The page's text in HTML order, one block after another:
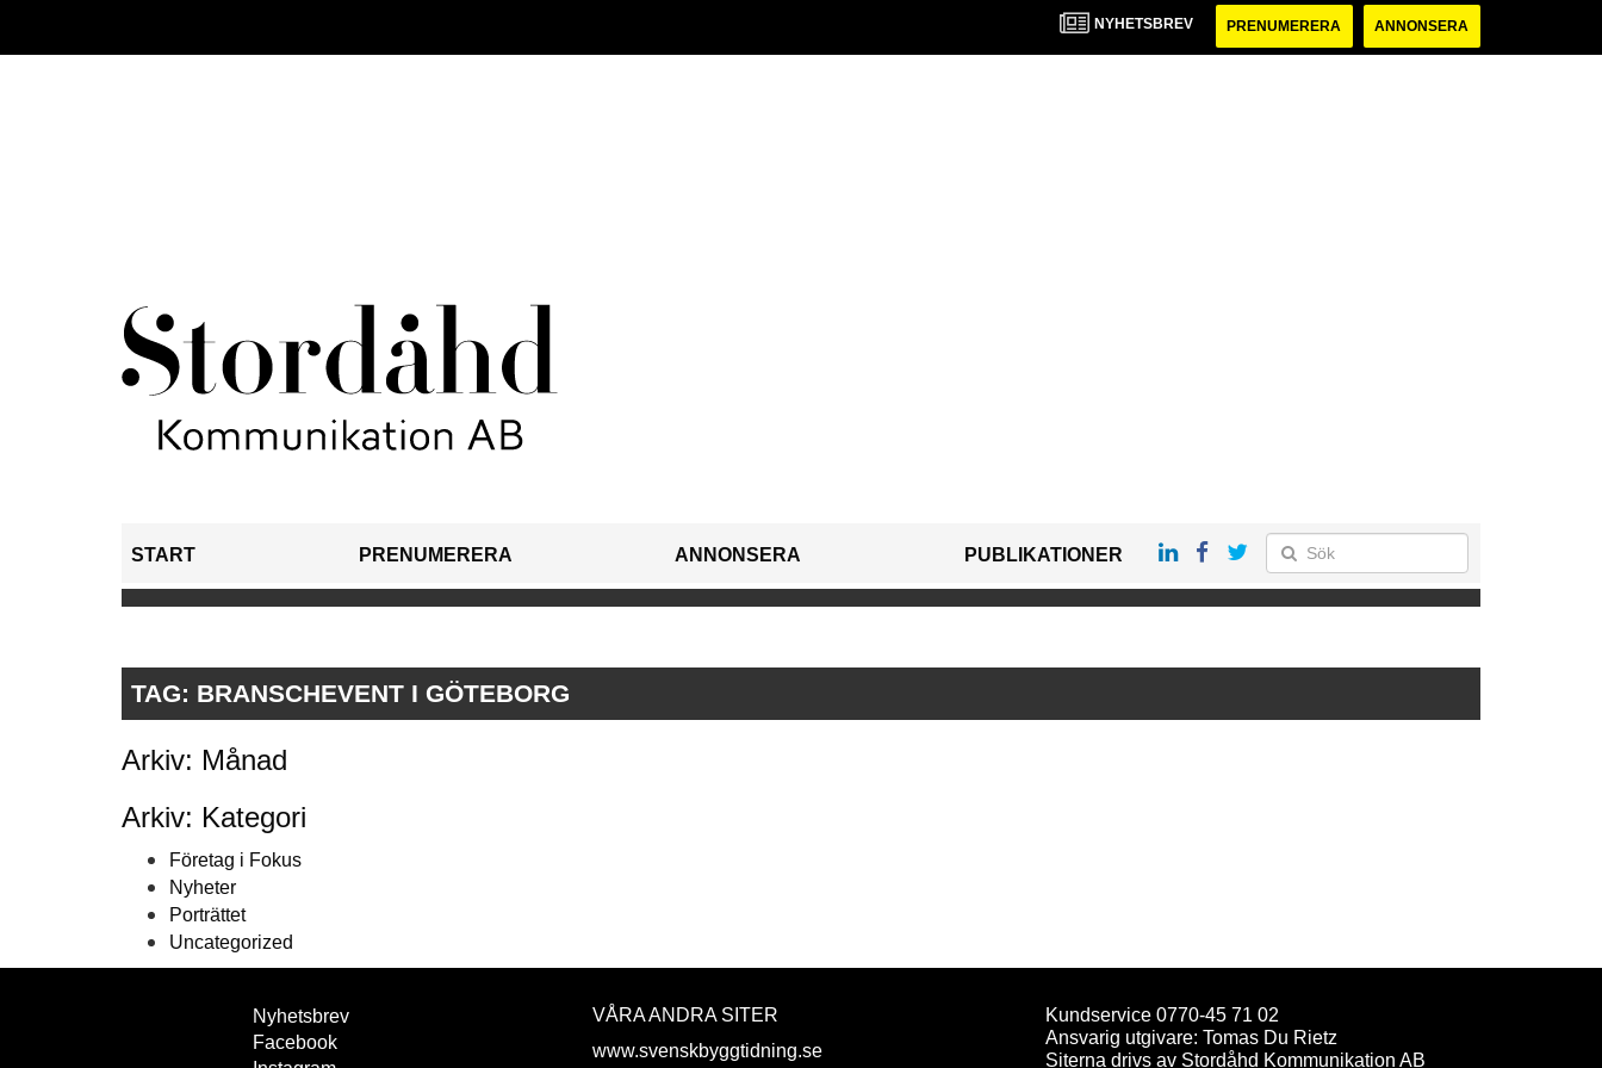
NYHETSBREV PRENUMERERA ANNONSERA
START PRENUMERERA ANNONSERA PUBLIKATIONER
TAG: BRANSCHEVENT I GÖTEBORG
Arkiv: Månad
Arkiv: Kategori
Företag i Fokus
Nyheter
Porträttet
Uncategorized
Nyhetsbrev
Facebook
VÅRA ANDRA SITER
www.svenskbyggtidning.se
Kundservice 0770-45 71 02
Ansvarig utgivare: Tomas Du Rietz
Siterna drivs av Stordåhd Kommunikation AB